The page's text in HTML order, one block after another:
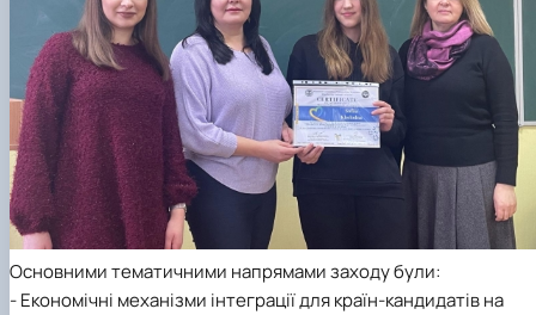
Основними тематичними напрямами заходу були:
- Економічні механізми інтеграції для країн-кандидатів на